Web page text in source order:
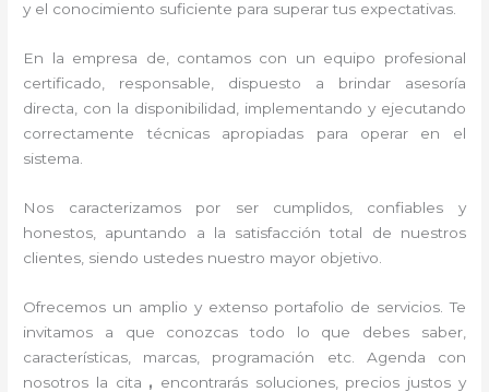
y el conocimiento suficiente para superar tus expectativas.
En la empresa de , contamos con un equipo profesional
certificado, responsable, dispuesto a brindar asesoría
directa, con la disponibilidad, implementando y ejecutando
correctamente técnicas apropiadas para operar en el
sistema.
Nos caracterizamos por ser cumplidos, confiables y
honestos, apuntando a la satisfacción total de nuestros
clientes, siendo ustedes nuestro mayor objetivo.
Ofrecemos un amplio y extenso portafolio de servicios. Te
invitamos a que conozcas todo lo que debes saber,
características, marcas, programación etc. Agenda con
nosotros la cita , encontrarás soluciones, precios justos y